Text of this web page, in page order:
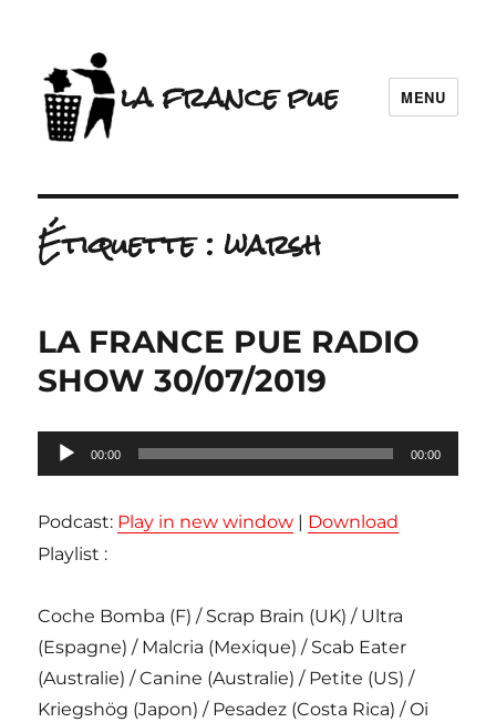
la france pue MENU
Étiquette :warsh
LA FRANCE PUE RADIO
SHOW 30/07/2019
Lecteur
audio
00:00 00:00
Podcast: Play in new window | Download
Playlist :
Coche Bomba (F) / Scrap Brain (UK) / Ultra
(Espagne) / Malcria (Mexique) / Scab Eater
(Australie) / Canine (Australie) / Petite (US) /
Kriegshög (Japon) / Pesadez (Costa Rica) / Oi